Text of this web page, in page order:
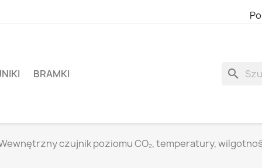
BRAMKI search
Wewnętrzny czujnik poziomu CO₂, temperatury,